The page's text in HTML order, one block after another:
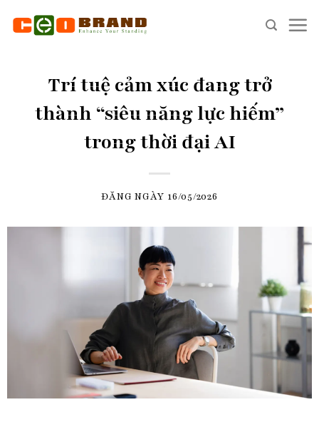
Trí tuệ cảm xúc đang trở
thành “siêu năng lực hiếm”
trong thời đại AI
ĐĂNG NGÀY 16/05/2026